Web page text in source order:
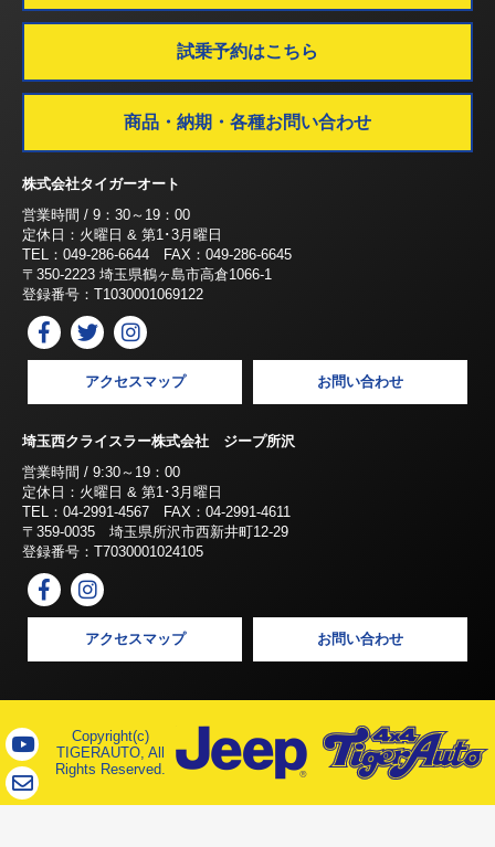
試乗予約はこちら
商品・納期・各種お問い合わせ
株式会社タイガーオート
営業時間 / 9：30～19：00
定休日：火曜日 & 第1･3月曜日
TEL：049-286-6644 FAX：049-286-6645
〒350-2223 埼玉県鶴ヶ島市高倉1066-1
登録番号：T1030001069122
アクセスマップ お問い合わせ
埼玉西クライスラー株式会社 ジープ所沢
営業時間 / 9:30～19：00
定休日：火曜日 & 第1･3月曜日
TEL：04-2991-4567 FAX：04-2991-4611
〒359-0035 埼玉県所沢市西新井町12-29
登録番号：T7030001024105
アクセスマップ お問い合わせ
Copyright(c)
TIGERAUTO, All
Rights Reserved.